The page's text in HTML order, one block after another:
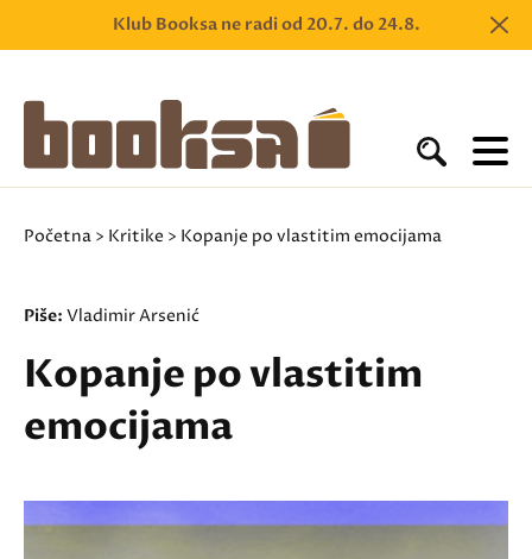
Klub Booksa ne radi od 20.7. do 24.8.
Početna > Kritike > Kopanje po vlastitim emocijama
Piše: Vladimir Arsenić
Kopanje po vlastitim
emocijama